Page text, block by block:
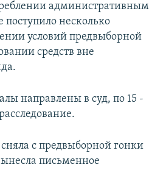
административным
поступило несколько
условий предвыборной
средств вне
направлены в суд, по 15 -
с предвыборной гонки
письменное